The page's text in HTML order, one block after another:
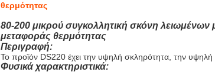
θερμότητας
80-200 μικρού συγκολλητική σκόνη
μεταφοράς θερμότητας
Περιγραφή:
Το προϊόν DS220 έχει την υψηλή σκληρότητα, την
Φυσικά χαρακτηριστικά: